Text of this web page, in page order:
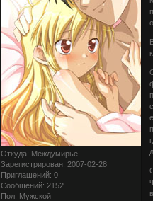
Откуда: Междумирье
Зарегистрирован: 2007-02-28
Приглашений: 0
Сообщений: 2152
Пол: Мужской